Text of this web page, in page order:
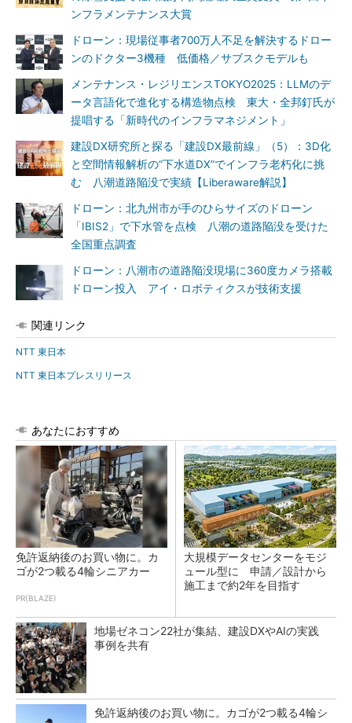
ンフラメンテナンス大賞
ドローン：現場従事者700万人不足を解決するドロー
ンのドクター3機種 低価格／サブスクモデルも
メンテナンス・レジリエンスTOKYO2025：LLMのデ
ータ言語化で進化する構造物点検 東大・全邦釘氏が
提唱する「新時代のインフラマネジメント」
建設DX研究所と探る「建設DX最前線」（5）：3D化
と空間情報解析の“下水道DX”でインフラ老朽化に挑
む 八潮道路陥没で実績【Liberaware解説】
ドローン：北九州市が手のひらサイズのドローン
「IBIS2」で下水管を点検 八潮の道路陥没を受けた
全国重点調査
ドローン：八潮市の道路陥没現場に360度カメラ搭載
ドローン投入 アイ・ロボティクスが技術支援
関連リンク
NTT 東日本
NTT 東日本プレスリリース
あなたにおすすめ
免許返納後のお買い物に。カ
ゴが2つ載る4輪シニアカー
PR(BLAZE)
大規模データセンターをモジ
ュール型に 申請／設計から
施工まで約2年を目指す
地場ゼネコン22社が集結、建設DXやAIの実践
事例を共有
免許返納後のお買い物に。カゴが2つ載る4輪シ